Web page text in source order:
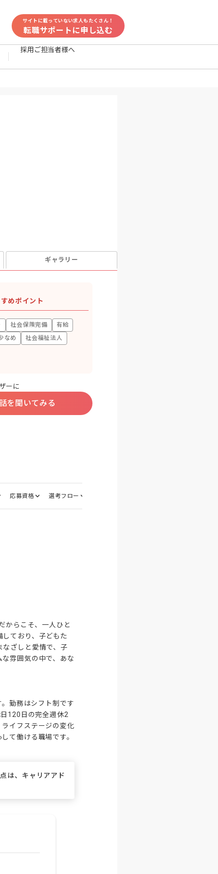
サイトに載っていない求人もたくさん！
転職サポートに申し込む
採用ご担当者様へ
ギャラリー
めポイント
社会保険完備
有給
なめ
社会福祉法人
ーに
を聞いてみる
応募資格 選考フロー
からこそ、一人ひと
ており、子どもた
ざしと愛情で、子
雰囲気の中で、あな
勤務はシフト制です
120日の完全週休2
イフステージの変化
て働ける職場です。
は、キャリアアド